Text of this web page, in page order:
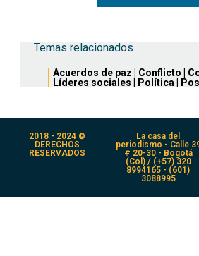
Temas relacionados
Acuerdos de paz | Conflicto |
Líderes sociales | Política |
2018 - 2024 ©
DERECHOS
RESERVADOS
La casa del
periodismo - Calle
# 20-30 - Bogotá
(Col) / (+57) 320
8994165 - (601)
3088995